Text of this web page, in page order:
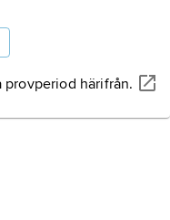
provperiod härifrån.